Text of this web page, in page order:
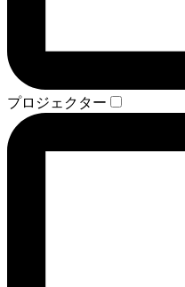
プロジェクター